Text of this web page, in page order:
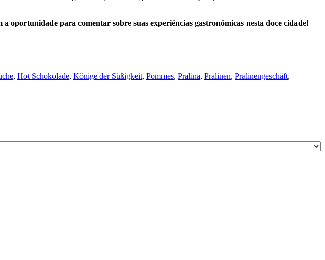
oportunidade para comentar sobre suas experiências gastronômicas nesta doce cidade!
, Hot Schokolade, Könige der Süßigkeit, Pommes, Pralina, Pralinen, Pralinengeschäft,